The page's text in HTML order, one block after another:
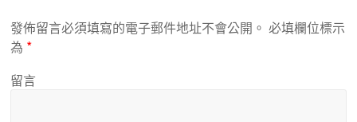
發佈留言必須填寫的電子郵件地址不會公開。 必填欄位標示
為 *
留言